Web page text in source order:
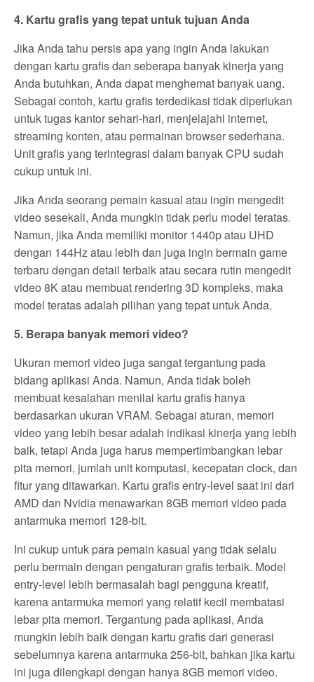
4. Kartu grafis yang tepat untuk tujuan Anda
Jika Anda tahu persis apa yang ingin Anda lakukan
dengan kartu grafis dan seberapa banyak kinerja yang
Anda butuhkan, Anda dapat menghemat banyak uang.
Sebagai contoh, kartu grafis terdedikasi tidak diperlukan
untuk tugas kantor sehari-hari, menjelajahi internet,
streaming konten, atau permainan browser sederhana.
Unit grafis yang terintegrasi dalam banyak CPU sudah
cukup untuk ini.
Jika Anda seorang pemain kasual atau ingin mengedit
video sesekali, Anda mungkin tidak perlu model teratas.
Namun, jika Anda memiliki monitor 1440p atau UHD
dengan 144Hz atau lebih dan juga ingin bermain game
terbaru dengan detail terbaik atau secara rutin mengedit
video 8K atau membuat rendering 3D kompleks, maka
model teratas adalah pilihan yang tepat untuk Anda.
5. Berapa banyak memori video?
Ukuran memori video juga sangat tergantung pada
bidang aplikasi Anda. Namun, Anda tidak boleh
membuat kesalahan menilai kartu grafis hanya
berdasarkan ukuran VRAM. Sebagai aturan, memori
video yang lebih besar adalah indikasi kinerja yang lebih
baik, tetapi Anda juga harus mempertimbangkan lebar
pita memori, jumlah unit komputasi, kecepatan clock, dan
fitur yang ditawarkan. Kartu grafis entry-level saat ini dari
AMD dan Nvidia menawarkan 8GB memori video pada
antarmuka memori 128-bit.
Ini cukup untuk para pemain kasual yang tidak selalu
perlu bermain dengan pengaturan grafis terbaik. Model
entry-level lebih bermasalah bagi pengguna kreatif,
karena antarmuka memori yang relatif kecil membatasi
lebar pita memori. Tergantung pada aplikasi, Anda
mungkin lebih baik dengan kartu grafis dari generasi
sebelumnya karena antarmuka 256-bit, bahkan jika kartu
ini juga dilengkapi dengan hanya 8GB memori video.